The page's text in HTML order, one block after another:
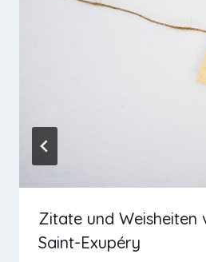
Zitate und Weisheiten
Saint-Exupéry